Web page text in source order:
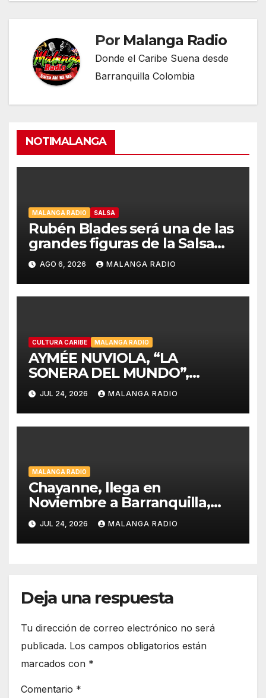
Por Malanga Radio
Donde el Caribe Suena desde
Barranquilla Colombia
NOTIMALANGA
MALANGA RADIO SALSA
Rubén Blades será una de las
grandes figuras de la Salsa
Music Week de Billboard
Colombia en Cali
AGO 6, 2026 MALANGA RADIO
CULTURA CARIBE MALANGA RADIO
AYMÉE NUVIOLA, “LA
SONERA DEL MUNDO”,
CELEBRARÁ LA HISPANIDAD
2026 DESDE LA
EMBLEMÁTICA PUERTA DEL
SOL DE MADRID
JUL 24, 2026 MALANGA RADIO
MALANGA RADIO
Chayanne, llega en
Noviembre a Barranquilla,
estadio Edgar Rentería
JUL 24, 2026 MALANGA RADIO
Deja una respuesta
Tu dirección de correo electrónico no será
publicada. Los campos obligatorios están
marcados con *
Comentario *